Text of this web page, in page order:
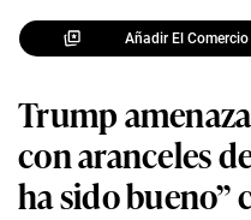
Añadir El
Trump
con aranceles
ha sido bueno”